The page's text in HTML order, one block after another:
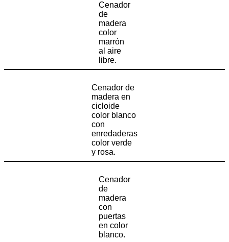
Cenador
de
madera
color
marrón
al aire
libre.
Cenador de
madera en
cicloide
color blanco
con
enredaderas
color verde
y rosa.
Cenador
de
madera
con
puertas
en color
blanco.